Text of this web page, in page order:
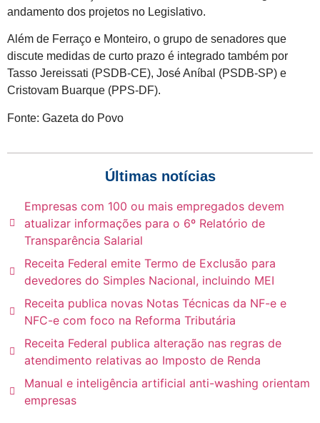
andamento dos projetos no Legislativo.
Além de Ferraço e Monteiro, o grupo de senadores que
discute medidas de curto prazo é integrado também por
Tasso Jereissati (PSDB-CE), José Aníbal (PSDB-SP) e
Cristovam Buarque (PPS-DF).
Fonte: Gazeta do Povo
Últimas notícias
Empresas com 100 ou mais empregados devem
atualizar informações para o 6º Relatório de
Transparência Salarial
Receita Federal emite Termo de Exclusão para
devedores do Simples Nacional, incluindo MEI
Receita publica novas Notas Técnicas da NF-e e
NFC-e com foco na Reforma Tributária
Receita Federal publica alteração nas regras de
atendimento relativas ao Imposto de Renda
Manual e inteligência artificial anti-washing orientam
empresas